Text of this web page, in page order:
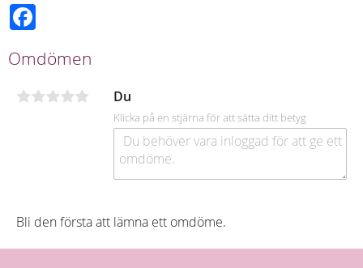
b
o
k
Omdömen
Du
Klicka på en stjärna för att sätta ditt betyg
Bli den första att lämna ett omdöme.